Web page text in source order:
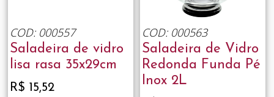
COD: 000557
Saladeira de vidro
lisa rasa 35x29cm
R$ 15,52
COD: 000563
Saladeira de Vidro
Redonda Funda Pé
Inox 2L